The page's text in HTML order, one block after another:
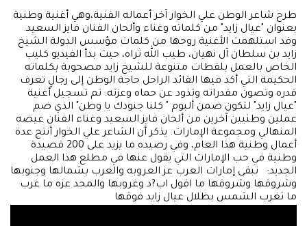
طرح شاعر الوطن علي الخوار آخر أعماله الفنية،وهي أغنية وطنية
بعنوان "عيال زايد" من كلماته وغناء وألحان الفنان فايز السعيد.
وقد استلهمت الأغنية روحها من كلمات مؤسس الدولة الشيخ
زايد بن سلطان آل نهيان، طيب الله ثراه، حيث بدأ الفيديو كليب
الخاص بالعمل بلقطات متنوعة للشيخ زايد مصحوبة بكلماته
الحكيمة التي أكد فيها القائد الراحل حاجة الوطن إلى رجالٍ تعرف
قدره وتصون مقدراته وتذود عن حماه وعزته. تم تسجيل أغنية
"عيال زايد" لتكون ضمن ألبوم " كلنا جنودك يا وطن" الذي ضم
عملين وطنيين آخرين من ألحان فايز السعيد وغناء الفنان عيضه
المنهالي ومجموعة الإمارات. يذكر أن الشاعر علي الخوار أنتج عدة
أعمال وطنية هذا العام، وفي رصيده ما يزيد على 200 قصيدة
وطنية في حب الإمارات التي يقول عنها في مطلع هذا العمل
الجديد: تبقى إمارات العرب عز العروبه والعرب بشمالها وجنوبها
وشروقها وشروقها ما اقول اب?د وغروبها والمجد عزه ما غرب
ما تغرب الشمس بظلال عيال زايد فوقها